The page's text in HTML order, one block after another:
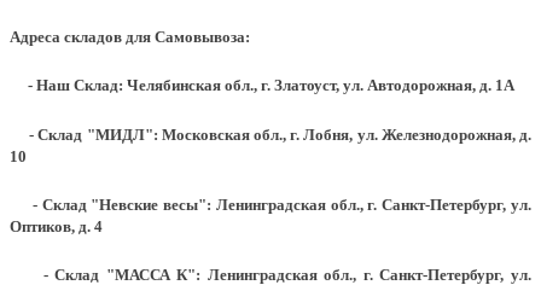
Адреса складов для Самовывоза:
- Наш Склад: Челябинская обл., г. Златоуст, ул. Автодорожная, д. 1А
- Склад "МИДЛ": Московская обл., г. Лобня, ул. Железнодорожная, д.
10
- Склад "Невские весы": Ленинградская обл., г. Санкт-Петербург, ул.
Оптиков, д. 4
- Склад "МАССА К": Ленинградская обл., г. Санкт-Петербург, ул.